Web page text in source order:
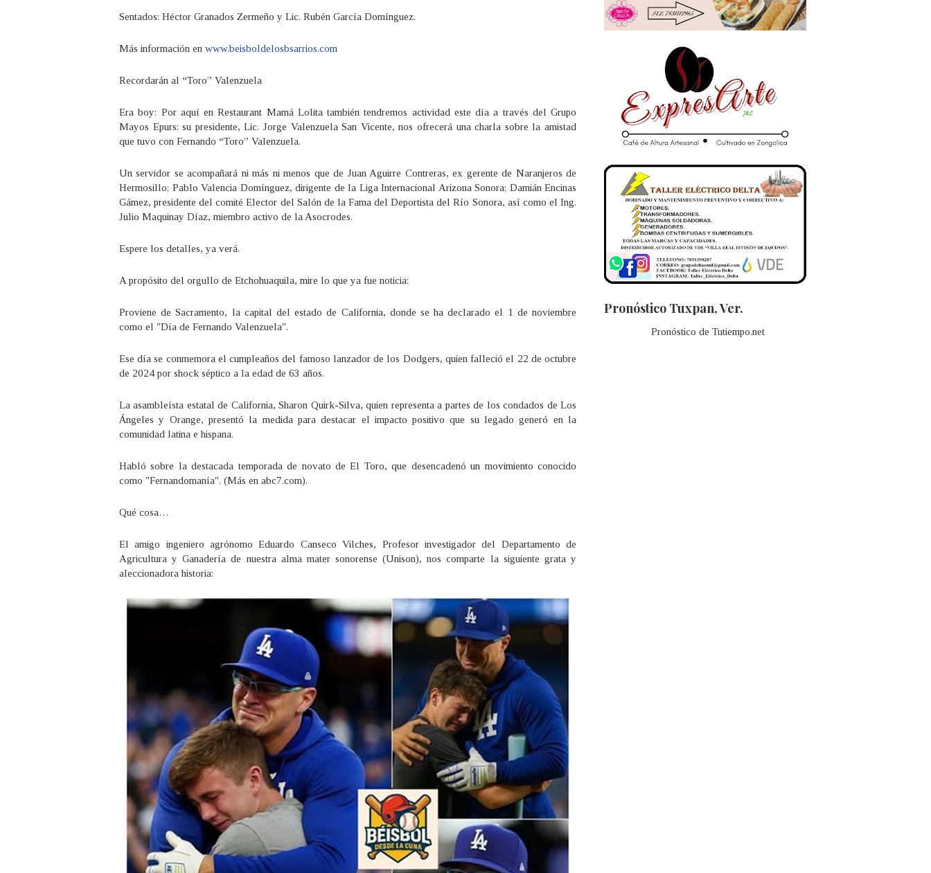
Sentados: Héctor Granados Zermeño y Lic. Rubén García Domínguez.
Más información en www.beisboldelosbsarrios.com
Recordarán al “Toro” Valenzuela
Era boy: Por aquí en Restaurant Mamá Lolita también tendremos actividad este día a través del Grupo
Mayos Epurs: su presidente, Lic. Jorge Valenzuela San Vicente, nos ofrecerá una charla sobre la amistad
que tuvo con Fernando “Toro” Valenzuela.
Un servidor se acompañará ni más ni menos que de Juan Aguirre Contreras, ex gerente de Naranjeros de
Hermosillo; Pablo Valencia Domínguez, dirigente de la Liga Internacional Arizona Sonora; Damián Encinas
Gámez, presidente del comité Elector del Salón de la Fama del Deportista del Río Sonora, así como el Ing.
Julio Maquinay Díaz, miembro activo de la Asocrodes.
Espere los detalles, ya verá.
A propósito del orgullo de Etchohuaquila, mire lo que ya fue noticia:
Proviene de Sacramento, la capital del estado de California, donde se ha declarado el 1 de noviembre
como el "Día de Fernando Valenzuela".
Ese día se conmemora el cumpleaños del famoso lanzador de los Dodgers, quien falleció el 22 de octubre
de 2024 por shock séptico a la edad de 63 años.
La asambleísta estatal de California, Sharon Quirk-Silva, quien representa a partes de los condados de Los
Ángeles y Orange, presentó la medida para destacar el impacto positivo que su legado generó en la
comunidad latina e hispana.
Habló sobre la destacada temporada de novato de El Toro, que desencadenó un movimiento conocido
como "Fernandomanía". (Más en abc7.com).
Qué cosa…
El amigo ingeniero agrónomo Eduardo Canseco Vilches, Profesor investigador del Departamento de
Agricultura y Ganadería de nuestra alma mater sonorense (Unison), nos comparte la siguiente grata y
aleccionadora historia:
Pronóstico Tuxpan, Ver.
Pronóstico de Tutiempo.net